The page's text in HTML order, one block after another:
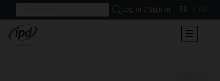
Log In / Sign In FR
Toggle
☰